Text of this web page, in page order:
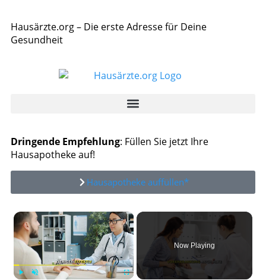
Hausärzte.org – Die erste Adresse für Deine
Gesundheit
Dringende Empfehlung: Füllen Sie jetzt Ihre
Hausapotheke auf!
Hausapotheke auffüllen*
×
Now Playing